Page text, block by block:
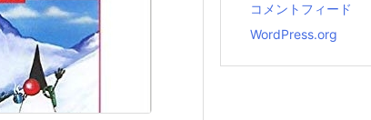
コメントフィード
WordPress.org